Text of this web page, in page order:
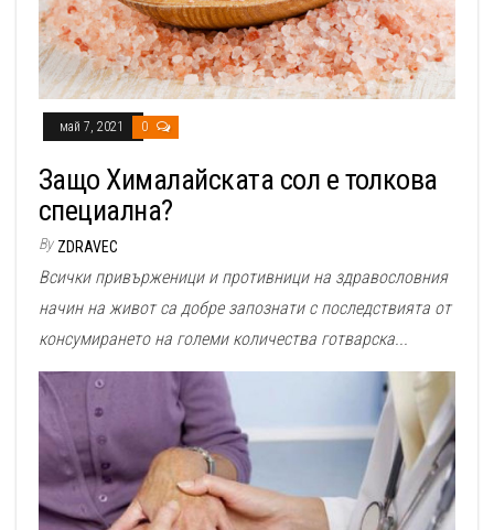
май 7, 2021 0
Защо Хималайската сол е толкова
специална?
By ZDRAVEC
Всички привърженици и противници на здравословния
начин на живот са добре запознати с последствията от
консумирането на големи количества готварска...